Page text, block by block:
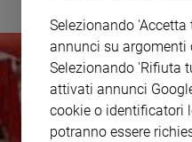
giovani
Adolescenza
Bioetica
Selezionando
annunci su argomenti
Selezionando 'Rifiuta
attivati annunci
cookie o identificatori
potranno essere